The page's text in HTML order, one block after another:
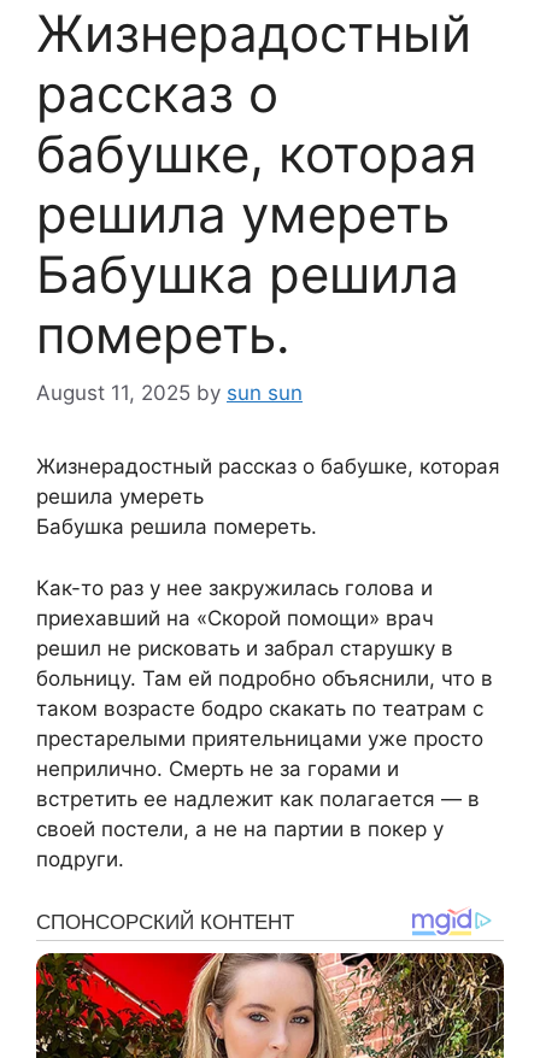
Жизнерадостный
рассказ о
бабушке, которая
решила умереть
Бабушка решила
помереть.
August 11, 2025 by sun sun
Жизнерадостный рассказ о бабушке, которая
решила умереть
Бабушка решила помереть.
Как-то раз у нее закружилась голова и
приехавший на «Скорой помощи» врач
решил не рисковать и забрал старушку в
больницу. Там ей подробно объяснили, что в
таком возрасте бодро скакать по театрам с
престарелыми приятельницами уже просто
неприлично. Смерть не за горами и
встретить ее надлежит как полагается — в
своей постели, а не на партии в покер у
подруги.